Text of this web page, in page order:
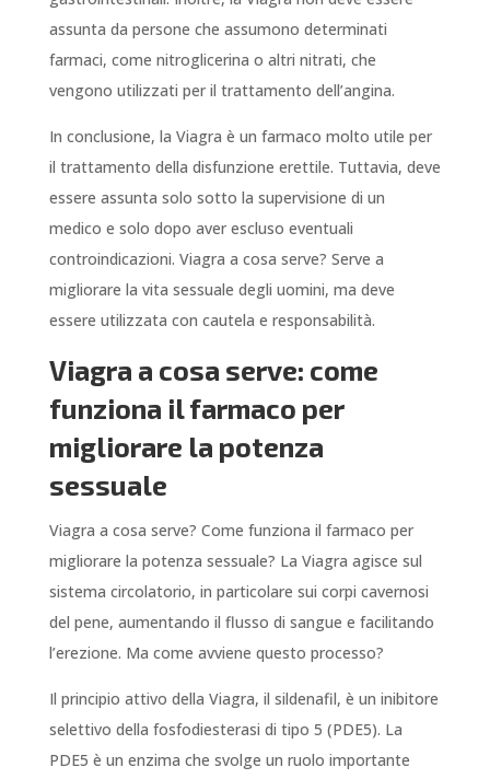
assunta da persone che assumono determinati
farmaci, come nitroglicerina o altri nitrati, che
vengono utilizzati per il trattamento dell’angina.
In conclusione, la Viagra è un farmaco molto utile per
il trattamento della disfunzione erettile. Tuttavia, deve
essere assunta solo sotto la supervisione di un
medico e solo dopo aver escluso eventuali
controindicazioni. Viagra a cosa serve? Serve a
migliorare la vita sessuale degli uomini, ma deve
essere utilizzata con cautela e responsabilità.
Viagra a cosa serve: come
funziona il farmaco per
migliorare la potenza
sessuale
Viagra a cosa serve? Come funziona il farmaco per
migliorare la potenza sessuale? La Viagra agisce sul
sistema circolatorio, in particolare sui corpi cavernosi
del pene, aumentando il flusso di sangue e facilitando
l’erezione. Ma come avviene questo processo?
Il principio attivo della Viagra, il sildenafil, è un inibitore
selettivo della fosfodiesterasi di tipo 5 (PDE5). La
PDE5 è un enzima che svolge un ruolo importante